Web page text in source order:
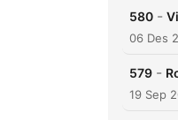
580 -
06 Des
579 -
19 Sep